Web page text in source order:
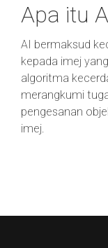
Apa itu
AI bermaksud
kepada imej
algoritma
merangkumi
pengesanan
imej.